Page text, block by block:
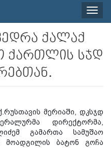
Toggle
ქალაქ
ქართლის სჯდ
მერიაში, დკსჯდ
დირექტორმა,
გამართა სამუშაო
მოადგილის ბატონ გოჩა